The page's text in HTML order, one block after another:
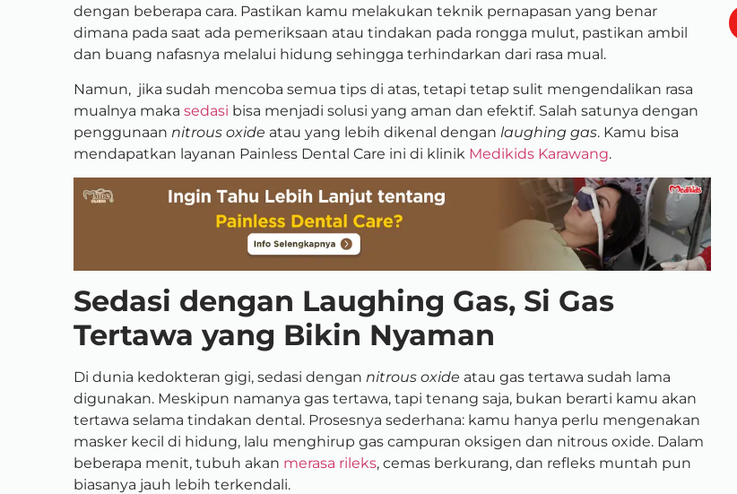
dengan beberapa cara. Pastikan kamu melakukan teknik pernapasan yang benar
dimana pada saat ada pemeriksaan atau tindakan pada rongga mulut, pastikan ambil
dan buang nafasnya melalui hidung sehingga terhindarkan dari rasa mual.
Namun, jika sudah mencoba semua tips di atas, tetapi tetap sulit mengendalikan rasa
mualnya maka sedasi bisa menjadi solusi yang aman dan efektif. Salah satunya dengan
penggunaan nitrous oxide atau yang lebih dikenal dengan laughing gas. Kamu bisa
mendapatkan layanan Painless Dental Care ini di klinik Medikids Karawang.
Sedasi dengan Laughing Gas, Si Gas
Tertawa yang Bikin Nyaman
Di dunia kedokteran gigi, sedasi dengan nitrous oxide atau gas tertawa sudah lama
digunakan. Meskipun namanya gas tertawa, tapi tenang saja, bukan berarti kamu akan
tertawa selama tindakan dental. Prosesnya sederhana: kamu hanya perlu mengenakan
masker kecil di hidung, lalu menghirup gas campuran oksigen dan nitrous oxide. Dalam
beberapa menit, tubuh akan merasa rileks, cemas berkurang, dan refleks muntah pun
biasanya jauh lebih terkendali.